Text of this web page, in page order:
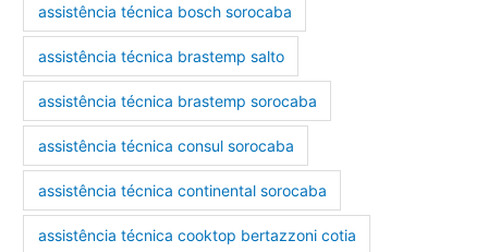
assistência técnica bosch sorocaba
assistência técnica brastemp salto
assistência técnica brastemp sorocaba
assistência técnica consul sorocaba
assistência técnica continental sorocaba
assistência técnica cooktop bertazzoni cotia